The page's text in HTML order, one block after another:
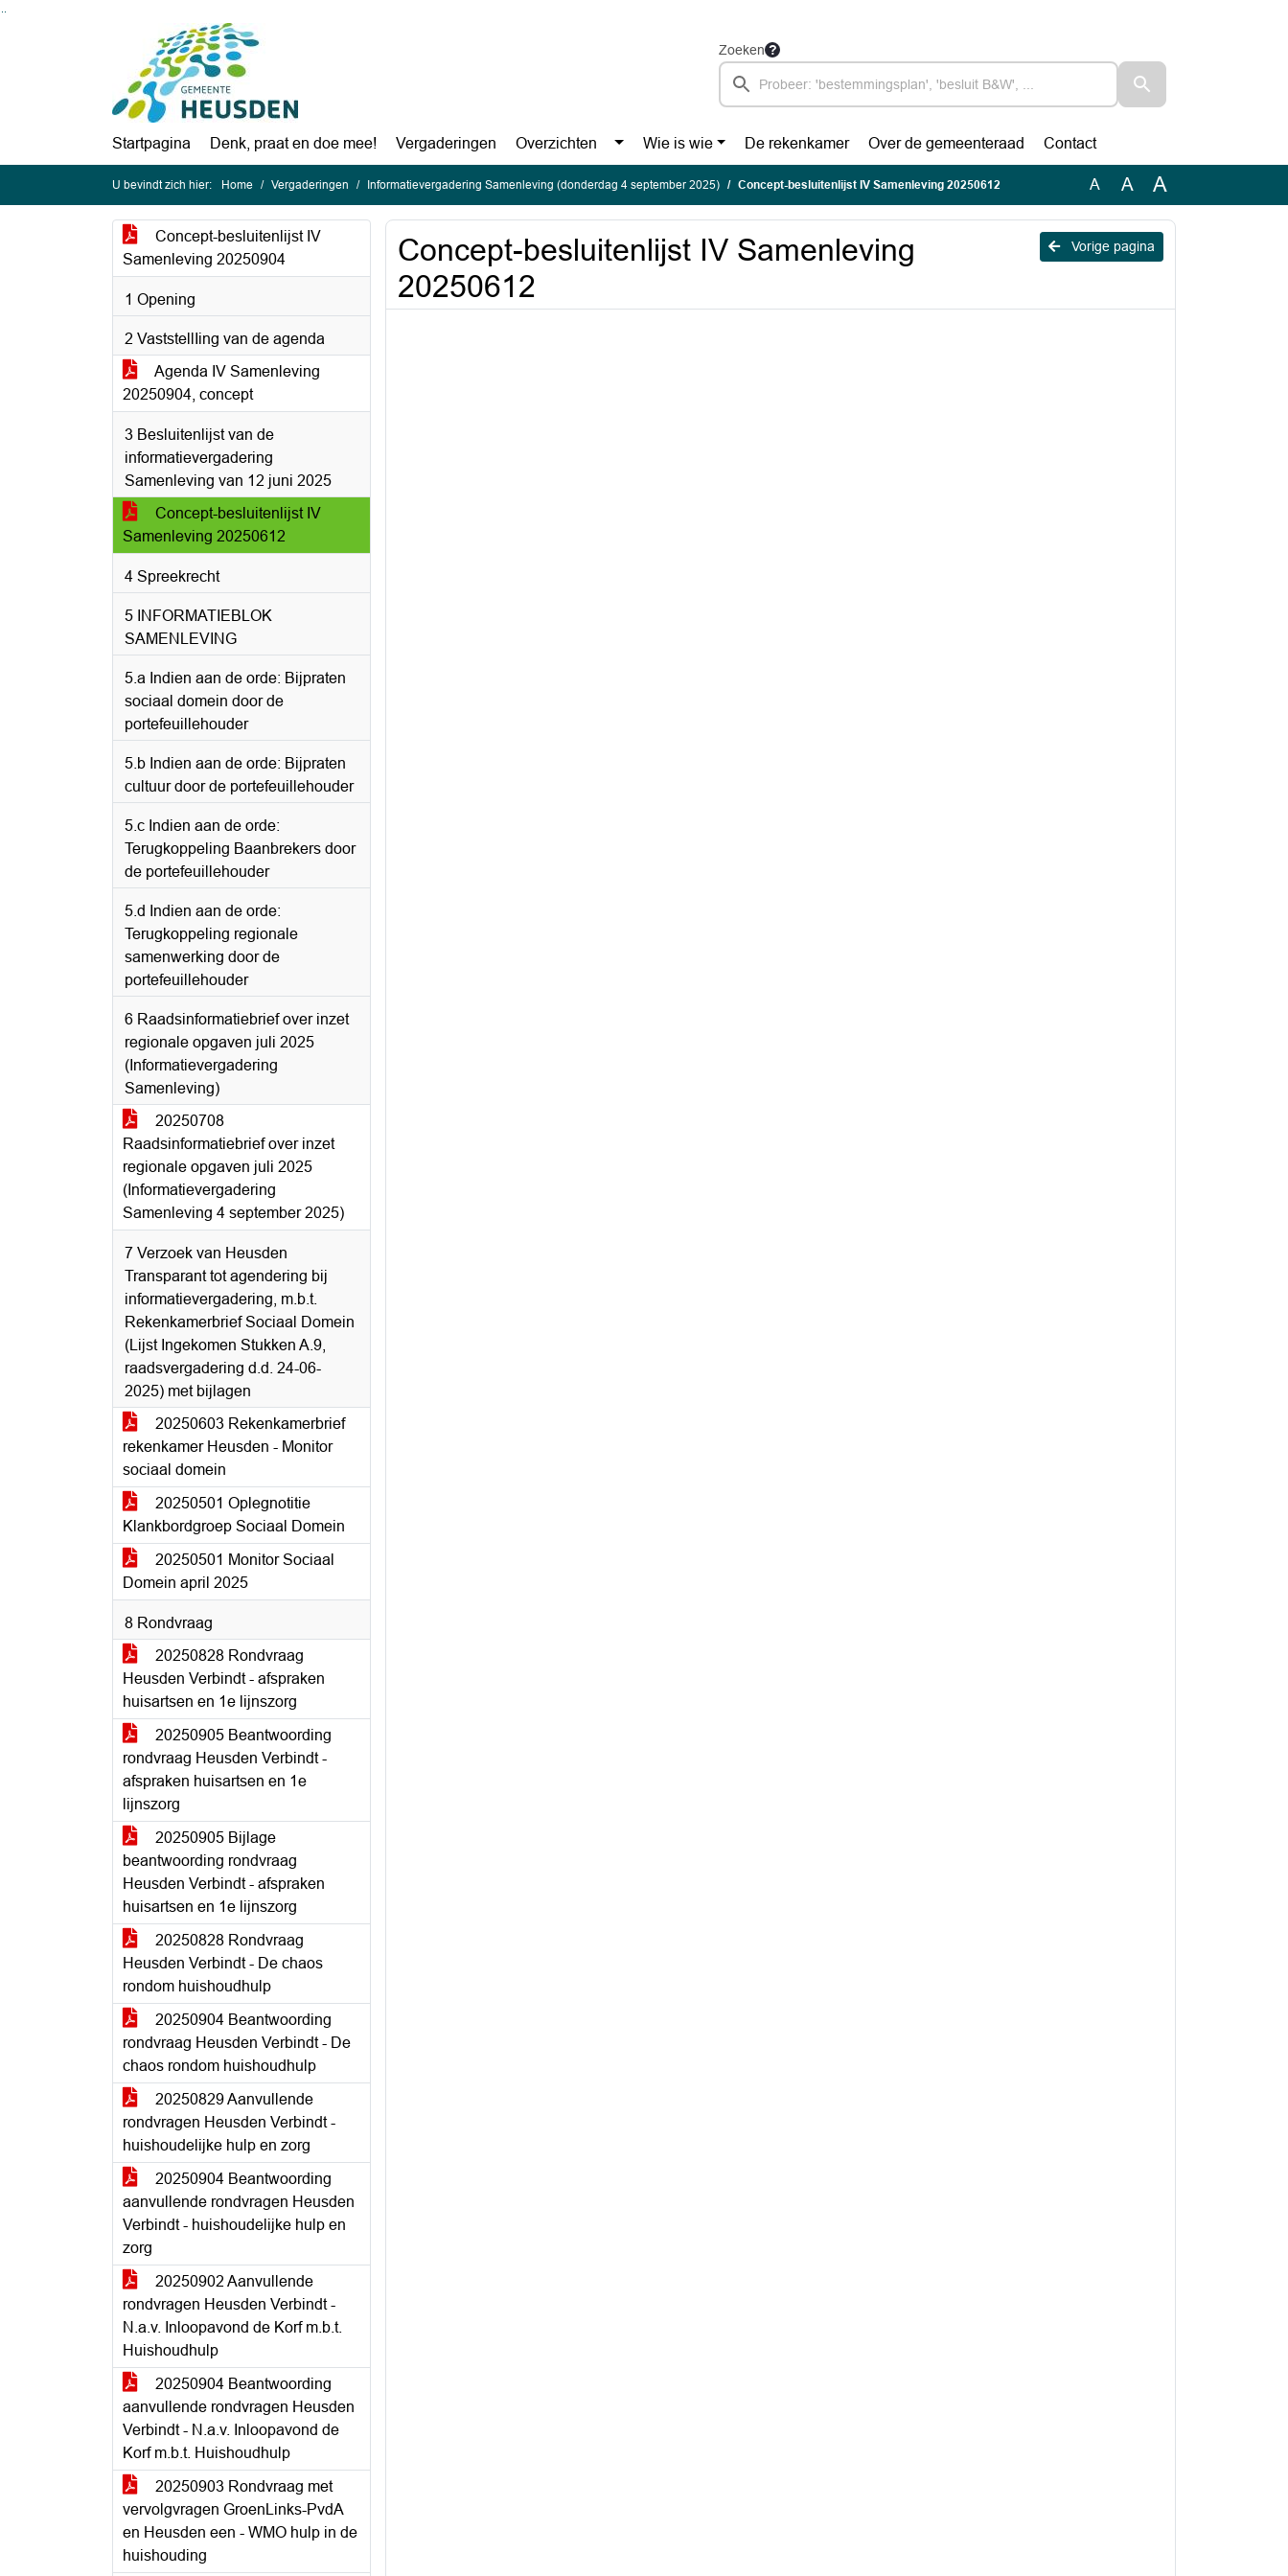
Ga naar de inhoud van deze pagina
Zoeken
Startpagina Denk, praat en doe mee! Vergaderingen Overzichten Wie is wie De rekenkamer Over de gemeenteraad Contact
U bevindt zich hier: Home Vergaderingen Informatievergadering Samenleving (donderdag 4 september 2025) Concept-besluitenlijst IV Samenleving 20250612 A A A
Concept-besluitenlijst IV
Samenleving 20250904
1 Opening
2 VaststellIing van de agenda
Agenda IV Samenleving
20250904, concept
3 Besluitenlijst van de
informatievergadering
Samenleving van 12 juni 2025
Concept-besluitenlijst IV
Samenleving 20250612
4 Spreekrecht
5 INFORMATIEBLOK
SAMENLEVING
5.a Indien aan de orde: Bijpraten
sociaal domein door de
portefeuillehouder
5.b Indien aan de orde: Bijpraten
cultuur door de portefeuillehouder
5.c Indien aan de orde:
Terugkoppeling Baanbrekers door
de portefeuillehouder
5.d Indien aan de orde:
Terugkoppeling regionale
samenwerking door de
portefeuillehouder
6 Raadsinformatiebrief over inzet
regionale opgaven juli 2025
(Informatievergadering
Samenleving)
20250708
Raadsinformatiebrief over inzet
regionale opgaven juli 2025
(Informatievergadering
Samenleving 4 september 2025)
7 Verzoek van Heusden
Transparant tot agendering bij
informatievergadering, m.b.t.
Rekenkamerbrief Sociaal Domein
(Lijst Ingekomen Stukken A.9,
raadsvergadering d.d. 24-06-
2025) met bijlagen
20250603 Rekenkamerbrief
rekenkamer Heusden - Monitor
sociaal domein
20250501 Oplegnotitie
Klankbordgroep Sociaal Domein
20250501 Monitor Sociaal
Domein april 2025
8 Rondvraag
20250828 Rondvraag
Heusden Verbindt - afspraken
huisartsen en 1e lijnszorg
20250905 Beantwoording
rondvraag Heusden Verbindt -
afspraken huisartsen en 1e
lijnszorg
20250905 Bijlage
beantwoording rondvraag
Heusden Verbindt - afspraken
huisartsen en 1e lijnszorg
20250828 Rondvraag
Heusden Verbindt - De chaos
rondom huishoudhulp
20250904 Beantwoording
rondvraag Heusden Verbindt - De
chaos rondom huishoudhulp
20250829 Aanvullende
rondvragen Heusden Verbindt -
huishoudelijke hulp en zorg
20250904 Beantwoording
aanvullende rondvragen Heusden
Verbindt - huishoudelijke hulp en
zorg
20250902 Aanvullende
rondvragen Heusden Verbindt -
N.a.v. Inloopavond de Korf m.b.t.
Huishoudhulp
20250904 Beantwoording
aanvullende rondvragen Heusden
Verbindt - N.a.v. Inloopavond de
Korf m.b.t. Huishoudhulp
20250903 Rondvraag met
vervolgvragen GroenLinks-PvdA
en Heusden een - WMO hulp in de
huishouding
Vorige pagina
Concept-besluitenlijst IV Samenleving
20250612